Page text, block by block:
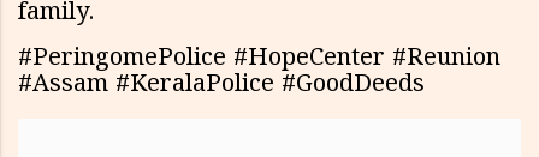
family.
#PeringomePolice #HopeCenter #Reunion
#Assam #KeralaPolice #GoodDeeds